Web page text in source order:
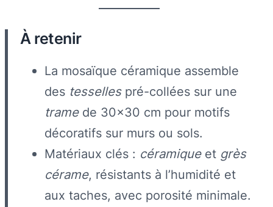
À retenir
La mosaïque céramique assemble
des tessellespré-collées sur une
tramede 30×30 cm pour motifs
décoratifs sur murs ou sols.
Matériaux clés : céramiqueet grès
cérame, résistants à l’humidité et
aux taches, avec porosité minimale.